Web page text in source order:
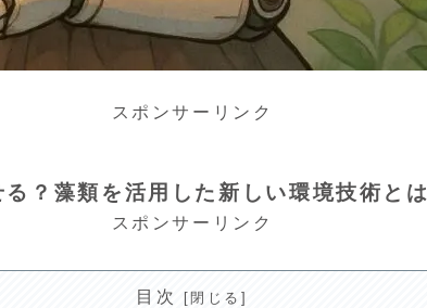
スポンサーリンク
？藻類を活用した新しい環境技術とは
スポンサーリンク
目次